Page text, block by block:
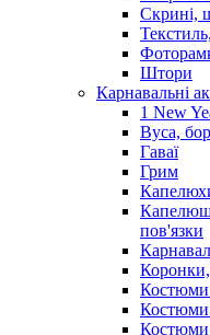
Скрині,
Штори
Карнавальні
1 New
Вуса,
Гаваї
Грим
пов'язки
Коронки,
Костюми
Костюми
Костюми